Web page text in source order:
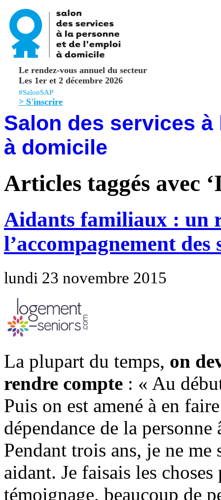
Le rendez-vous annuel du secteur
Les 1er et 2 décembre 2026
#SalonSAP
> S'inscrire
Salon des services
à domicile
Articles taggés avec
Aidants familiaux : un
l’accompagnement des
lundi 23 novembre 2015
La plupart du temps, on
rendre compte : « Au
Puis on est amené à en
dépendance de la
Pendant trois ans, je ne
aidant. Je faisais les
témoignage, beaucoup de